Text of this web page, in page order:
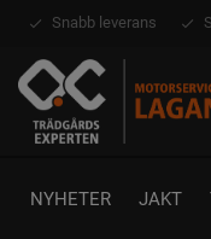
Snabb leverans
NYHETER JAKT